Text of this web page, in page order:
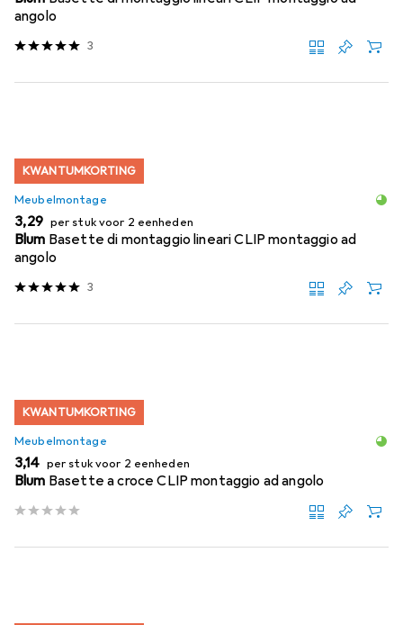
angolo
3
KWANTUMKORTING
Meubelmontage
EUR
3,29 per stuk voor 2 eenheden
Blum Basette di montaggio lineari CLIP montaggio ad
angolo
3
KWANTUMKORTING
Meubelmontage
EUR
3,14 per stuk voor 2 eenheden
Blum Basette a croce CLIP montaggio ad angolo